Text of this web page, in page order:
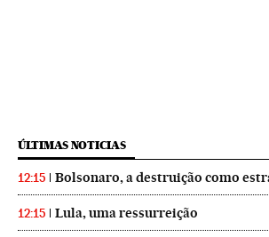
ÚLTIMAS NOTICIAS
12:15 Bolsonaro, a destruição como
12:15 Lula, uma ressurreição